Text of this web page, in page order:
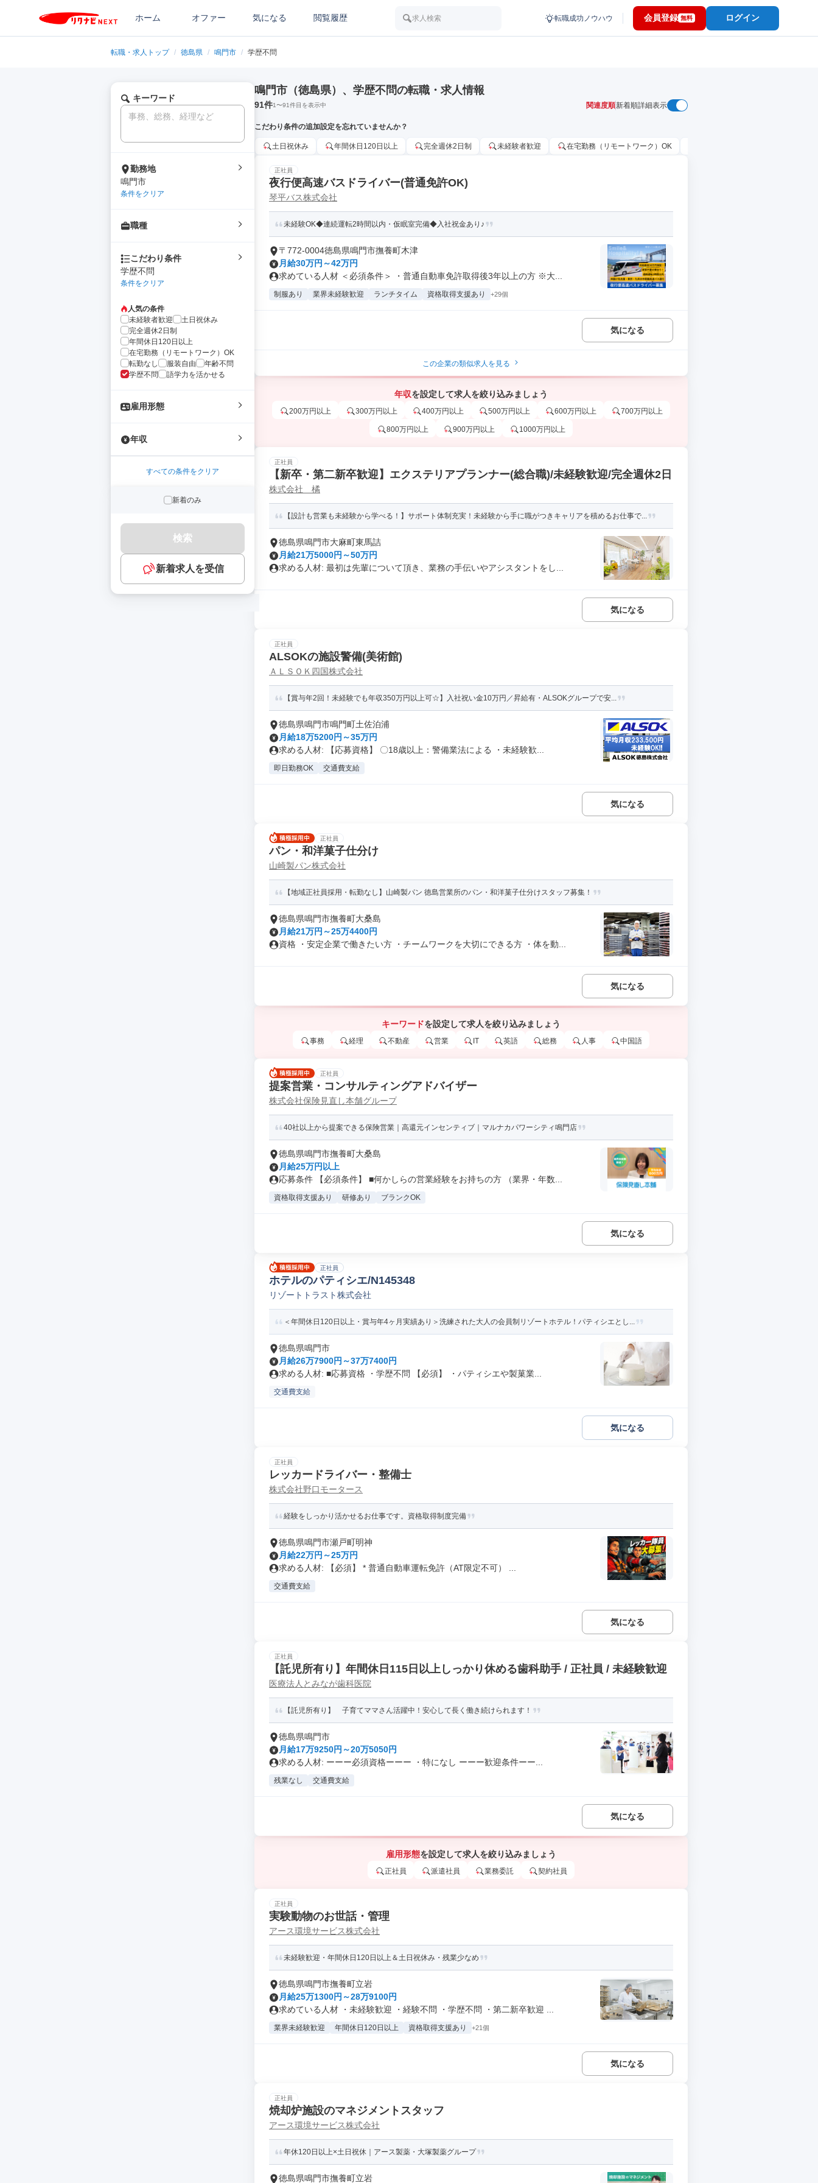
ホーム オファー 気になる 閲覧履歴 求人検索 転職成功ノウハウ 会員登録 無料 ログイン
転職・求人トップ / 徳島県 / 鳴門市 / 学歴不問
キーワード
勤務地
鳴門市
条件をクリア
職種
こだわり条件
学歴不問
条件をクリア
人気の条件
未経験者歓迎
土日祝休み
完全週休2日制
年間休日120日以上
在宅勤務（リモートワーク）OK
転勤なし
服装自由
年齢不問
学歴不問
語学力を活かせる
雇用形態
年収
すべての条件をクリア
新着のみ
検索
新着求人を受信
鳴門市（徳島県）、学歴不問の転職・求人情報
91件1〜91件目を表示中 関連度順新着順詳細表示
こだわり条件の追加設定を忘れていませんか？
土日祝休み 年間休日120日以上 完全週休2日制 未経験者歓迎 在宅勤務（リモートワーク）OK
正社員
夜行便高速バスドライバー(普通免許OK)
琴平バス株式会社
未経験OK◆連続運転2時間以内・仮眠室完備◆入社祝金あり♪
〒772-0004徳島県鳴門市撫養町木津
月給30万円～42万円
求めている人材 ＜必須条件＞ ・普通自動車免許取得後3年以上の方 ※大...
制服あり 業界未経験歓迎 ランチタイム 資格取得支援あり +29個
気になる
この企業の類似求人を見る
年収を設定して求人を絞り込みましょう
200万円以上 300万円以上 400万円以上 500万円以上 600万円以上 700万円以上
800万円以上 900万円以上 1000万円以上
正社員
【新卒・第二新卒歓迎】エクステリアプランナー(総合職)/未経験歓迎/完全週休2日
株式会社 橘
【設計も営業も未経験から学べる！】サポート体制充実！未経験から手に職がつきキャリアを積めるお仕事で...
徳島県鳴門市大麻町東馬詰
月給21万5000円～50万円
求める人材: 最初は先輩について頂き、業務の手伝いやアシスタントをし...
気になる
正社員
ALSOKの施設警備(美術館)
ＡＬＳＯＫ四国株式会社
【賞与年2回！未経験でも年収350万円以上可☆】入社祝い金10万円／昇給有・ALSOKグループで安...
徳島県鳴門市鳴門町土佐泊浦
月給18万5200円～35万円
求める人材: 【応募資格】 〇18歳以上：警備業法による ・未経験歓...
即日勤務OK 交通費支給
気になる
正社員
パン・和洋菓子仕分け
山崎製パン株式会社
【地域正社員採用・転勤なし】山崎製パン 徳島営業所のパン・和洋菓子仕分けスタッフ募集！
徳島県鳴門市撫養町大桑島
月給21万円～25万4400円
資格 ・安定企業で働きたい方 ・チームワークを大切にできる方 ・体を動...
気になる
キーワードを設定して求人を絞り込みましょう
事務 経理 不動産 営業 IT 英語 総務 人事 中国語
正社員
提案営業・コンサルティングアドバイザー
株式会社保険見直し本舗グループ
40社以上から提案できる保険営業｜高還元インセンティブ｜マルナカパワーシティ鳴門店
徳島県鳴門市撫養町大桑島
月給25万円以上
応募条件 【必須条件】 ■何かしらの営業経験をお持ちの方 （業界・年数...
資格取得支援あり 研修あり ブランクOK
気になる
正社員
ホテルのパティシエ/N145348
リゾートトラスト株式会社
＜年間休日120日以上・賞与年4ヶ月実績あり＞洗練された大人の会員制リゾートホテル！パティシエとし...
徳島県鳴門市
月給26万7900円～37万7400円
求める人材: ■応募資格 ・学歴不問 【必須】 ・パティシエや製菓業...
交通費支給
気になる
正社員
レッカードライバー・整備士
株式会社野口モータース
経験をしっかり活かせるお仕事です。資格取得制度完備
徳島県鳴門市瀬戸町明神
月給22万円～25万円
求める人材: 【必須】 * 普通自動車運転免許（AT限定不可） ...
交通費支給
気になる
正社員
【託児所有り】年間休日115日以上しっかり休める歯科助手 / 正社員 / 未経験歓迎
医療法人とみなが歯科医院
【託児所有り】 子育てママさん活躍中！安心して長く働き続けられます！
徳島県鳴門市
月給17万9250円～20万5050円
求める人材: ーーー必須資格ーーー ・特になし ーーー歓迎条件ーー...
残業なし 交通費支給
気になる
雇用形態を設定して求人を絞り込みましょう
正社員 派遣社員 業務委託 契約社員
正社員
実験動物のお世話・管理
アース環境サービス株式会社
未経験歓迎・年間休日120日以上＆土日祝休み・残業少なめ
徳島県鳴門市撫養町立岩
月給25万1300円～28万9100円
求めている人材 ・未経験歓迎 ・経験不問 ・学歴不問 ・第二新卒歓迎 ...
業界未経験歓迎 年間休日120日以上 資格取得支援あり +21個
気になる
正社員
焼却炉施設のマネジメントスタッフ
アース環境サービス株式会社
年休120日以上×土日祝休｜アース製薬・大塚製薬グループ
徳島県鳴門市撫養町立岩